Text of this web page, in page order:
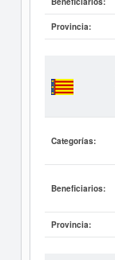
Provincia:
Categorías:
Beneficiarios:
Provincia: